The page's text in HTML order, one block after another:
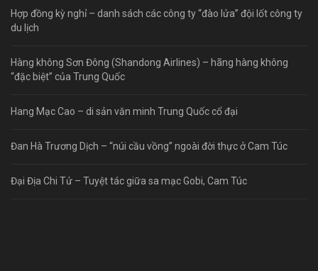
Hợp đồng kỳ nghỉ – danh sách các công ty “đào lửa” đội lốt công ty
du lịch
Hàng không Sơn Đông (Shandong Airlines) – hãng hàng không
“đặc biệt” của Trung Quốc
Hang Mạc Cao – di sản văn minh Trung Quốc cổ đại
Đan Hà Trương Dịch – “núi cầu vồng” ngoài đời thực ở Cam Túc
Đại Địa Chi Tử – Tuyệt tác giữa sa mạc Gobi, Cam Túc